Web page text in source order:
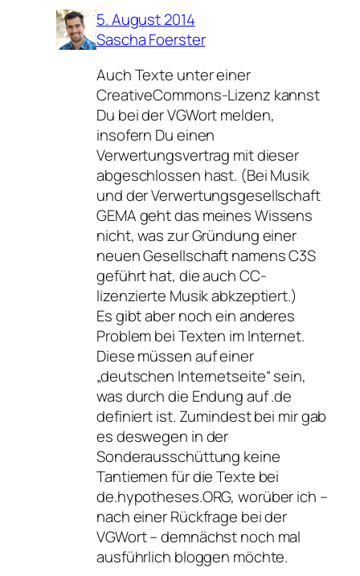
5. August 2014
Sascha Foerster
Auch Texte unter einer
CreativeCommons-Lizenz kannst
Du bei der VGWort melden,
insofern Du einen
Verwertungsvertrag mit dieser
abgeschlossen hast. (Bei Musik
und der Verwertungsgesellschaft
GEMA geht das meines Wissens
nicht, was zur Gründung einer
neuen Gesellschaft namens C3S
geführt hat, die auch CC-
lizenzierte Musik abkzeptiert.)
Es gibt aber noch ein anderes
Problem bei Texten im Internet.
Diese müssen auf einer
„deutschen Internetseite“ sein,
was durch die Endung auf .de
definiert ist. Zumindest bei mir gab
es deswegen in der
Sonderausschüttung keine
Tantiemen für die Texte bei
de.hypotheses.ORG, worüber ich –
nach einer Rückfrage bei der
VGWort – demnächst noch mal
ausführlich bloggen möchte.